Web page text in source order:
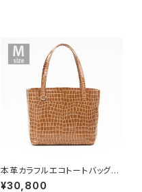
本革カラフルエコトートバッグ
【ピッグスキン】キリン Mサイズ
¥30,800